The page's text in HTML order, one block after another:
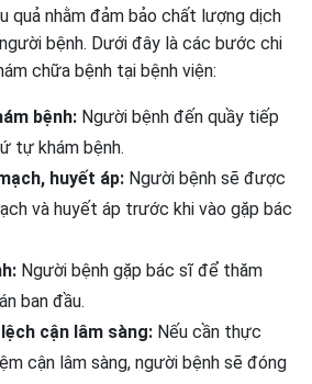
quả nhằm đảm bảo chất lượng dịch
bệnh. Dưới đây là các bước chi
chữa bệnh tại bệnh viện:
bệnh: Người bệnh đến quầy tiếp
tự khám bệnh.
huyết áp: Người bệnh sẽ được
và huyết áp trước khi vào gặp bác
Người bệnh gặp bác sĩ để thăm
ban đầu.
cận lâm sàng: Nếu cần thực
cận lâm sàng, người bệnh sẽ đóng